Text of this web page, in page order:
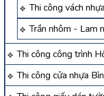
Thi công vách
Trần nhôm - Lam
Thi công công trình
Thi công cửa nhựa